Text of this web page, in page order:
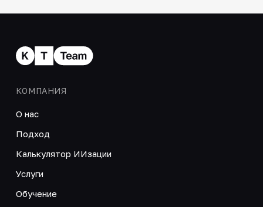
КОМПАНИЯ
О нас
Подход
Калькулятор ИИзации
Услуги
Обучение